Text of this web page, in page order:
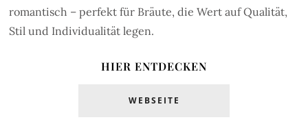
romantisch – perfekt für Bräute, die Wert auf Qualität,
Stil und Individualität legen.
HIER ENTDECKEN
WEBSEITE